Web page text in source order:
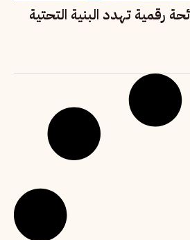
رقمية تهدد البنية التحتية